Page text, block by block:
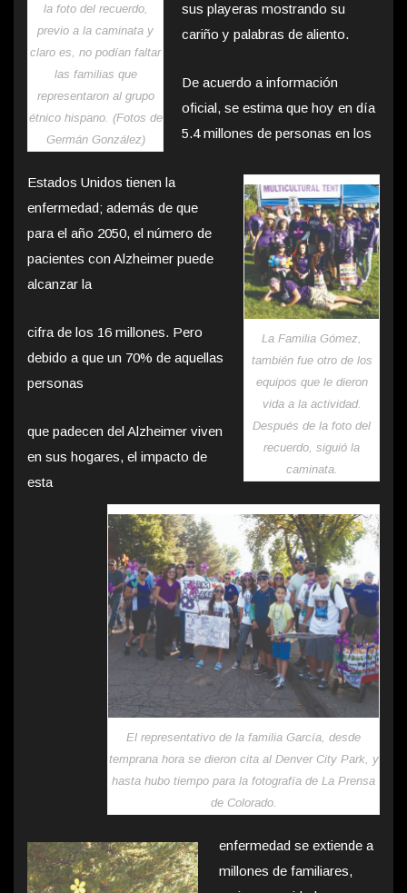
la foto del recuerdo,
previo a la caminata y
claro es, no podían faltar
las familias que
representaron al grupo
étnico hispano. (Fotos de
Germán González)
La Familia Gómez,
también fue otro de los
equipos que le dieron
vida a la actividad.
Después de la foto del
recuerdo, siguió la
caminata.
sus playeras mostrando su
cariño y palabras de aliento.
El representativo de la familia García, desde
temprana hora se dieron cita al Denver City Park, y
hasta hubo tiempo para la fotografía de La Prensa
de Colorado.
De acuerdo a información
oficial, se estima que hoy en día
5.4 millones de personas en los
Estados Unidos tienen la
enfermedad; además de que
para el año 2050, el número de
pacientes con Alzheimer puede
alcanzar la
cifra de los 16 millones. Pero
debido a que un 70% de aquellas
personas
que padecen del Alzheimer viven
en sus hogares, el impacto de
esta
enfermedad se extiende a
millones de familiares,